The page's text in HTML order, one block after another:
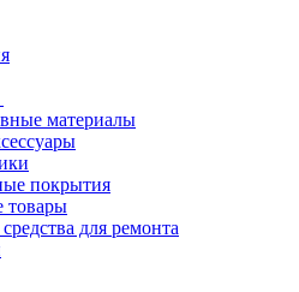
материалы
покрытия
товары
для ремонта